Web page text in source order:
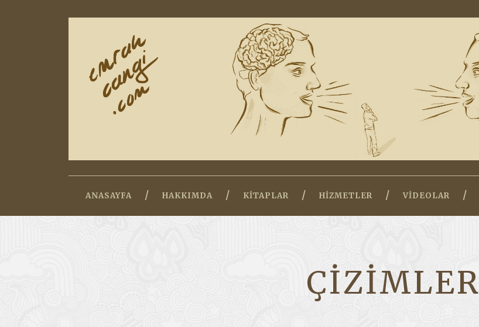
ANASAYFA HAKKIMDA KITAPLAR HIZMETLER VIDEOLAR
ÇIZIMLER